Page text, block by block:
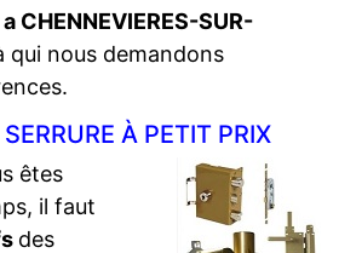
CHENNEVIERES-SUR-
qui nous demandons
À PETIT PRIX
êtes
il faut
des